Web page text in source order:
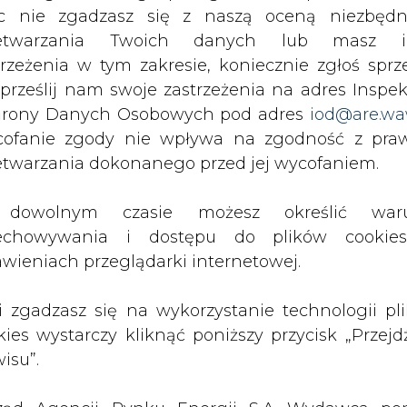
nie zgadzasz się z naszą oceną
Twoich danych lub masz
w tym zakresie, koniecznie zgłoś
prześlij nam swoje zastrzeżenia na adres
Danych Osobowych pod adres
zgody nie wpływa na zgodność z
dokonanego przed jej wycofaniem.
czasie możesz określić
i dostępu do plików
przeglądarki internetowej.
zgadzasz się na wykorzystanie technologii
wystarczy kliknąć poniższy przycisk
WestLB Asset Management.
jest też przewodniczącym rady nadzorczej
Posiadane przez RAG akcje są warte 1,7 mld
wartym 75 mld USD (306 mld zł) 13 proc.
Zachodniej.
publikacji do szkoleń treningowych LLM.
PODPIS